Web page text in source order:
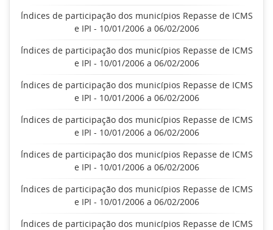
Índices de participação dos municípios Repasse de ICMS
e IPI - 10/01/2006 a 06/02/2006
Índices de participação dos municípios Repasse de ICMS
e IPI - 10/01/2006 a 06/02/2006
Índices de participação dos municípios Repasse de ICMS
e IPI - 10/01/2006 a 06/02/2006
Índices de participação dos municípios Repasse de ICMS
e IPI - 10/01/2006 a 06/02/2006
Índices de participação dos municípios Repasse de ICMS
e IPI - 10/01/2006 a 06/02/2006
Índices de participação dos municípios Repasse de ICMS
e IPI - 10/01/2006 a 06/02/2006
Índices de participação dos municípios Repasse de ICMS